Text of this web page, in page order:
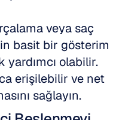
veya saç
basit bir gösterim
olabilir.
erişilebilir ve net
sağlayın.